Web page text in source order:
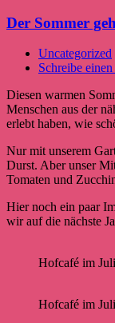
Der Sommer
Uncategorized
Schreibe
Diesen warmen
Menschen aus der
erlebt haben, wie
Nur mit unserem
Durst. Aber unser
Tomaten und
Hier noch ein paar
wir auf die nächste
Hofcafé im Juli
Hofcafé im Juli